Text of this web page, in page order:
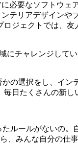
必要なソフトウェ
テリアデザインや
ジェクトでは、友
にチャレンジして
の選択をし、イン
日たくさんの新し
ルールがないの。
、みんな自分の仕